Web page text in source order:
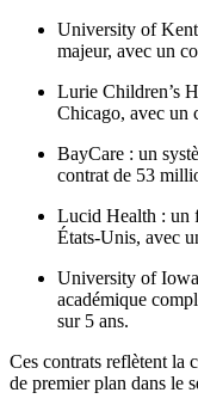
University of
majeur, avec un
Lurie Children’s
Chicago, avec un
BayCare : un
contrat de 53
Lucid Health : un
États-Unis, avec
University of Iowa
académique
sur 5 ans.
Ces contrats reflètent la
de premier plan dans le